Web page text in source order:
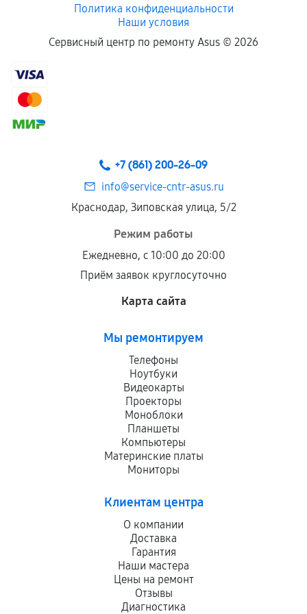
Политика конфиденциальности
Наши условия
Сервисный центр по ремонту Asus © 2026
+7 (861) 200-26-09
info@service-cntr-asus.ru
Краснодар, Зиповская улица, 5/2
Режим работы
Ежедневно, с 10:00 до 20:00
Приём заявок круглосуточно
Карта сайта
Мы ремонтируем
Телефоны
Ноутбуки
Видеокарты
Проекторы
Моноблоки
Планшеты
Компьютеры
Материнские платы
Мониторы
Клиентам центра
О компании
Доставка
Гарантия
Наши мастера
Цены на ремонт
Отзывы
Диагностика